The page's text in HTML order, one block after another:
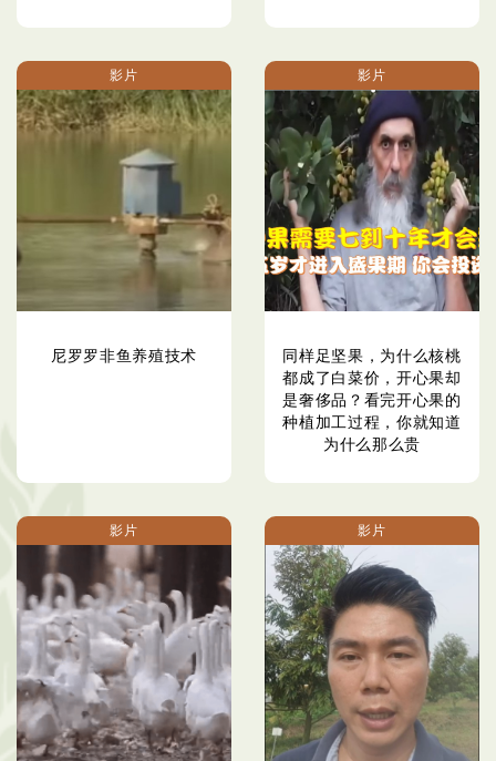
影片
尼罗罗非鱼养殖技术
影片
同样足坚果，为什么核桃
都成了白菜价，开心果却
是奢侈品？看完开心果的
种植加工过程，你就知道
为什么那么贵
影片 影片